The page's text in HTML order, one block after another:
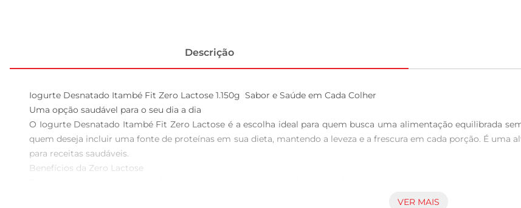
Descrição
Iogurte Desnatado Itambé Fit Zero Lactose 1.150g  Sabor e Saúde em Cada Colher
Uma opção saudável para o seu dia a dia
O Iogurte Desnatado Itambé Fit Zero Lactose é a escolha ideal para quem busca uma alimentação equilibrada
quem deseja incluir uma fonte de proteínas em sua dieta, mantendo a leveza e a frescura em cada porção. É uma
para receitas saudáveis.
Benefícios da Zero Lactose
desconfortos. A ausência de lactose não compromete o sabor, garantindo uma experiência agradável a cada
VER MAIS